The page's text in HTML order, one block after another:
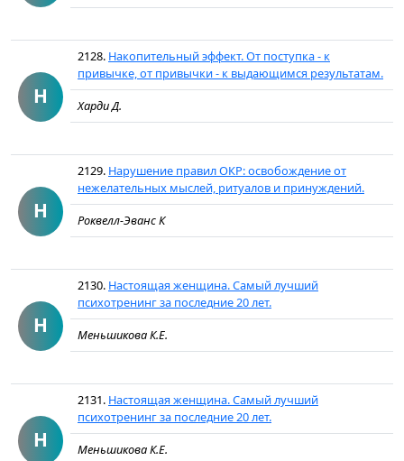
Н
2128. Накопительный эффект. От поступка - к
привычке, от привычки - к выдающимся результатам.
Харди Д.
Н
2129. Нарушение правил ОКР: освобождение от
нежелательных мыслей, ритуалов и принуждений.
Роквелл-Эванс К
Н
2130. Настоящая женщина. Самый лучший
психотренинг за последние 20 лет.
Меньшикова К.Е.
Н
2131. Настоящая женщина. Самый лучший
психотренинг за последние 20 лет.
Меньшикова К.Е.